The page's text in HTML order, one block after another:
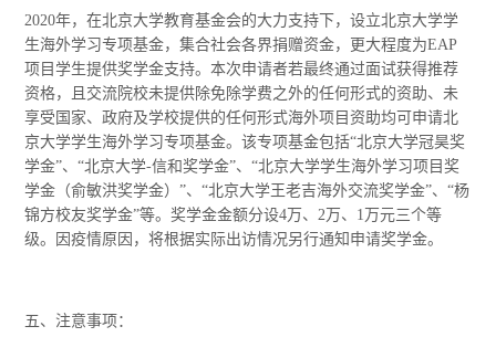
2020年，在北京大学教育基金会的大力支持下，设立北京大学学
生海外学习专项基金，集合社会各界捐赠资金，更大程度为EAP
项目学生提供奖学金支持。本次申请者若最终通过面试获得推荐
资格，且交流院校未提供除免除学费之外的任何形式的资助、未
享受国家、政府及学校提供的任何形式海外项目资助均可申请北
京大学学生海外学习专项基金。该专项基金包括“北京大学冠昊奖
学金”、“北京大学-信和奖学金”、“北京大学学生海外学习项目奖
学金（俞敏洪奖学金）”、“北京大学王老吉海外交流奖学金”、“杨
锦方校友奖学金”等。奖学金金额分设4万、2万、1万元三个等
级。因疫情原因，将根据实际出访情况另行通知申请奖学金。
五、注意事项：